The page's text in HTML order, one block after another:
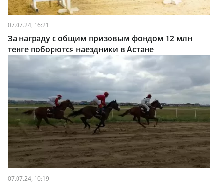
07.07.24, 16:21
За награду с общим призовым фондом 12 млн
тенге поборются наездники в Астане
07.07.24, 10:19